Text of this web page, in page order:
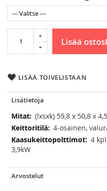
Lisää
LISÄÄ TOIVELISTAAN
Lisätietoja
Lisätietoja(lxsxk) 59,8 x 50,8 x
4-osainen,
4
3,9kW
Arvostelut